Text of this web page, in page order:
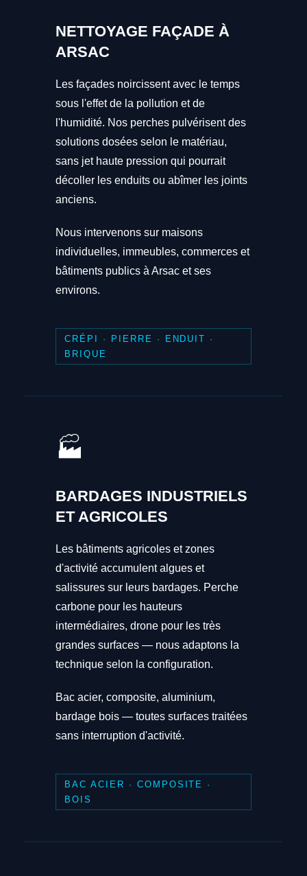
NETTOYAGE FAÇADE À
ARSAC
Les façades noircissent avec le temps
sous l'effet de la pollution et de
l'humidité. Nos perches pulvérisent des
solutions dosées selon le matériau,
sans jet haute pression qui pourrait
décoller les enduits ou abîmer les joints
anciens.
Nous intervenons sur maisons
individuelles, immeubles, commerces et
bâtiments publics à Arsac et ses
environs.
CRÉPI · PIERRE · ENDUIT ·
BRIQUE
🏭
BARDAGES INDUSTRIELS
ET AGRICOLES
Les bâtiments agricoles et zones
d'activité accumulent algues et
salissures sur leurs bardages. Perche
carbone pour les hauteurs
intermédiaires, drone pour les très
grandes surfaces — nous adaptons la
technique selon la configuration.
Bac acier, composite, aluminium,
bardage bois — toutes surfaces traitées
sans interruption d'activité.
BAC ACIER · COMPOSITE ·
BOIS